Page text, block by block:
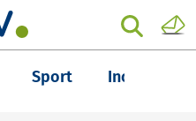
Sport Inchieste